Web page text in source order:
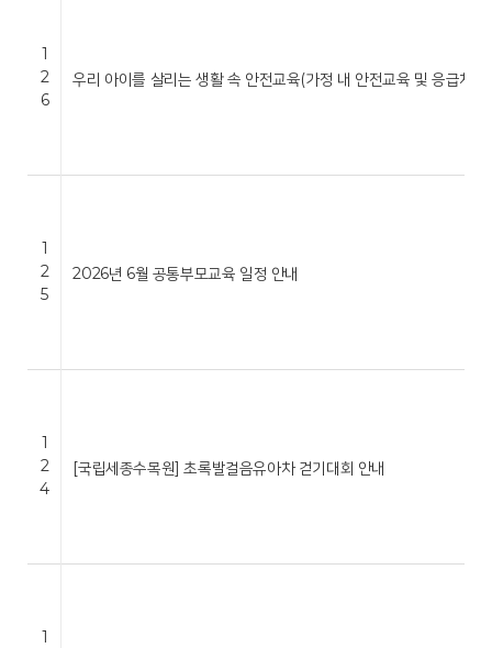
1
2
6
우리 아이를 살리는 생활 속 안전교육(가정 내 안전교육 및 응급처…
1
2
5
2026년 6월 공통부모교육 일정 안내
1
2
4
[국립세종수목원] 초록발걸음유아차 걷기대회 안내
1